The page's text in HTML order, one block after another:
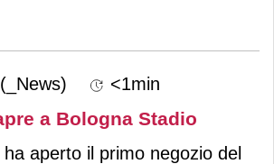
(_News) <1min
a Bologna Stadio
aperto il primo negozio del